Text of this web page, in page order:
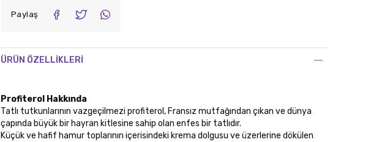
Paylaş
ÜRÜN ÖZELLIKLERI
Profiterol Hakkında
Tatlı tutkunlarının vazgeçilmezi profiterol, Fransız mutfağından çıkan ve dünya
çapında büyük bir hayran kitlesine sahip olan enfes bir tatlıdır.
Küçük ve hafif hamur toplarının içerisindeki krema dolgusu ve üzerlerine dökülen